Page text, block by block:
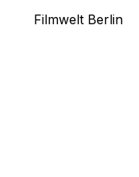
Filmwelt Berlin